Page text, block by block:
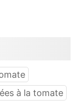
à la tomate